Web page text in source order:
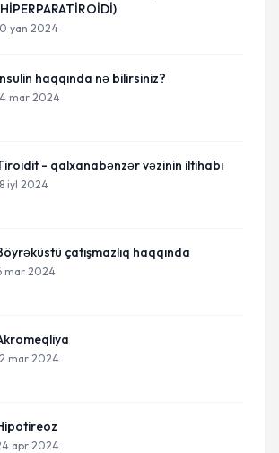
yan 2024
haqqında nə bilirsiniz?
mar 2024
- qalxanabənzər vəzinin iltihabı
iyl 2024
çatışmazlıq haqqında
mar 2024
mar 2024
apr 2024